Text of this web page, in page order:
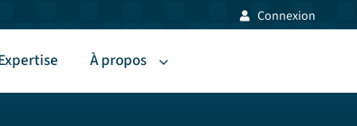
Connexion
À propos